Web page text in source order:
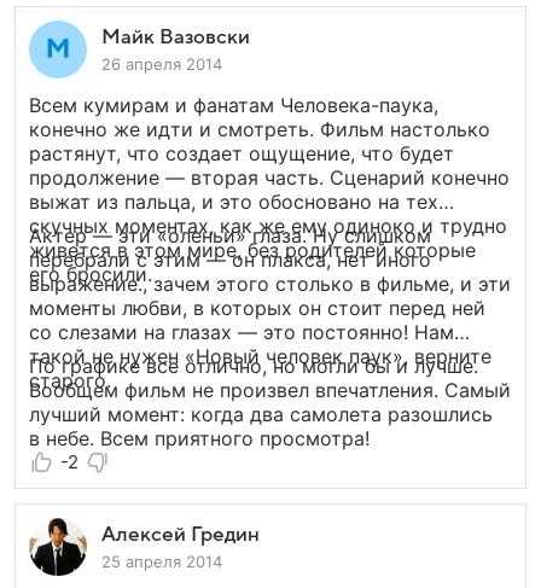
Майк Вазовски
26 апреля 2014
Всем кумирам и фанатам Человека-паука,
конечно же идти и смотреть. Фильм настолько
растянут, что создает ощущение, что будет
продолжение — вторая часть. Сценарий конечно
выжат из пальца, и это обосновано на тех
скучных моментах, как же ему одиноко и трудно
живется в этом мире, без родителей которые
его бросили.
Актер — эти «оленьи» глаза. Ну слишком
перебрали с этим — он плакса, нет иного
выражение., зачем этого столько в фильме, и эти
моменты любви, в которых он стоит перед ней
со слезами на глазах — это постоянно! Нам
такой не нужен «Новый человек паук», верните
старого.
По графике все отлично, но могли бы и лучше.
Вообщем фильм не произвел впечатления. Самый
лучший момент: когда два самолета разошлись
в небе. Всем приятного просмотра!
-2
Алексей Гредин
25 апреля 2014